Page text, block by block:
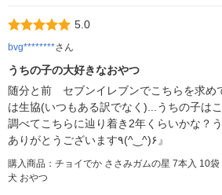
5.0
bvg********さん
うちの子の大好きなおやつ
随分と前 セブンイレブンでこちらを求め
は生協(いつもある訳でなく)...うちの子は
調べてこちらに辿り着き2年くらいかな？
ありがとうございます٩(^‿^)۶』
購入商品：チョイでか ささみガムの星 7本入 10
犬 おやつ